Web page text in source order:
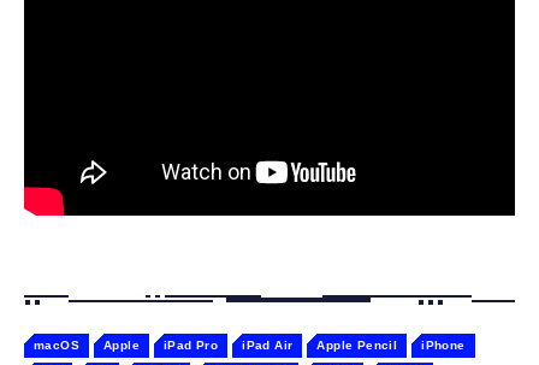
macOS Apple iPad Pro iPad Air Apple Pencil iPhone